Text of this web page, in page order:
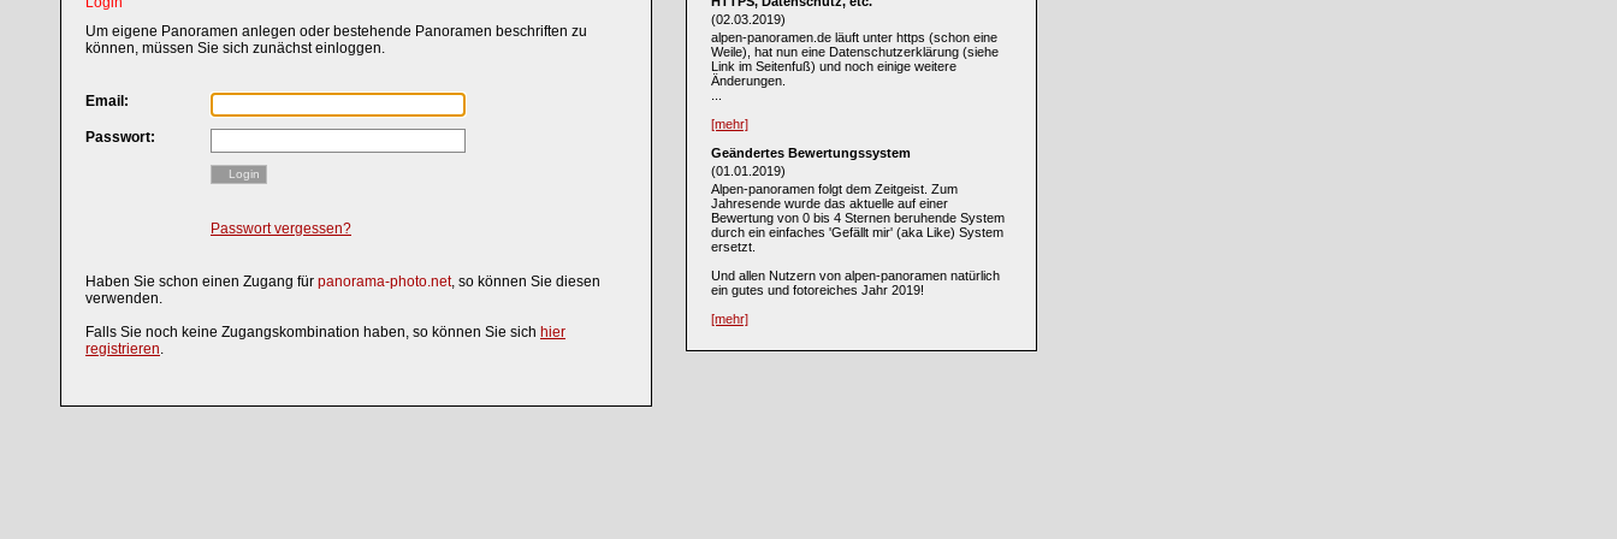
Um eigene Panoramen anlegen oder bestehende Panoramen beschriften zu
können, müssen Sie sich zunächst einloggen.
Email:
Passwort:
Login
Passwort vergessen?
Haben Sie schon einen Zugang für panorama-photo.net, so können Sie diesen
verwenden.
Falls Sie noch keine Zugangskombination haben, so können Sie sich hier
registrieren.
(02.03.2019)
alpen-panoramen.de läuft unter https (schon eine
Weile), hat nun eine Datenschutzerklärung (siehe
Link im Seitenfuß) und noch einige weitere
Änderungen.
[mehr]
Geändertes Bewertungssystem
(01.01.2019)
Alpen-panoramen folgt dem Zeitgeist. Zum
Jahresende wurde das aktuelle auf einer
Bewertung von 0 bis 4 Sternen beruhende System
durch ein einfaches 'Gefällt mir' (aka Like) System
ersetzt.
Und allen Nutzern von alpen-panoramen natürlich
ein gutes und fotoreiches Jahr 2019!
[mehr]